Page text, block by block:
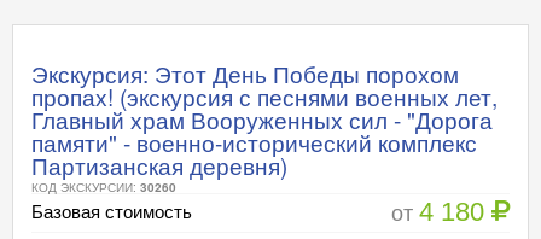
Экскурсия: Этот День Победы порохом
пропах! (экскурсия с песнями военных лет,
Главный храм Вооруженных сил - "Дорога
памяти" - военно-исторический комплекс
Партизанская деревня)
КОД ЭКСКУРСИИ: 30260
Базовая стоимость от 4 180